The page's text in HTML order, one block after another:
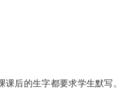
课后的生字都要求学生默写。